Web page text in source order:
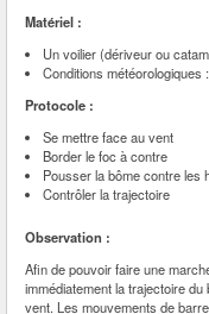
Matériel :
Un voilier (dériveur ou
Conditions météorologiques
Protocole :
Se mettre face au vent
Border le foc à contre
Pousser la bôme contre les
Contrôler la trajectoire
Observation :
Afin de pouvoir faire une
immédiatement la trajectoire
vent. Les mouvements de